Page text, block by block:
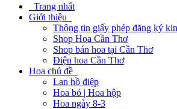
Trang nhất
Giới thiệu
Thông tin giấy phép đăng ký
Shop Hoa Cần Thơ
Shop bán hoa tại Cần Thơ
Điện hoa Cần Thơ
Hoa chủ đề
Lan hồ điệp
Hoa bó | Hoa hộp
Hoa ngày 8-3